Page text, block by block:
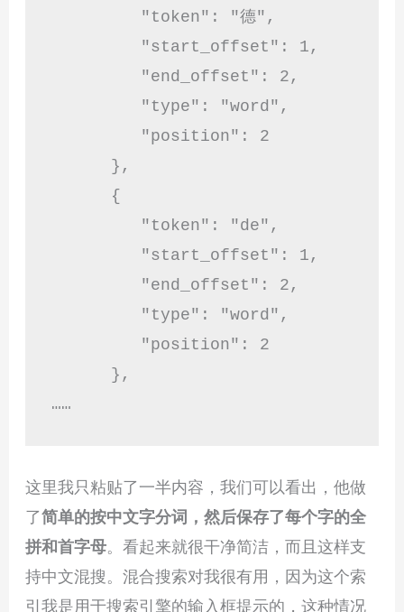
         "token": "德",
         "start_offset": 1,
         "end_offset": 2,
         "type": "word",
         "position": 2
      },
      {
         "token": "de",
         "start_offset": 1,
         "end_offset": 2,
         "type": "word",
         "position": 2
      },
……
这里我只粘贴了一半内容，我们可以看出，他做
了简单的按中文字分词，然后保存了每个字的全
拼和首字母。看起来就很干净简洁，而且这样支
持中文混搜。混合搜索对我很有用，因为这个索
引我是用于搜索引擎的输入框提示的，这种情况